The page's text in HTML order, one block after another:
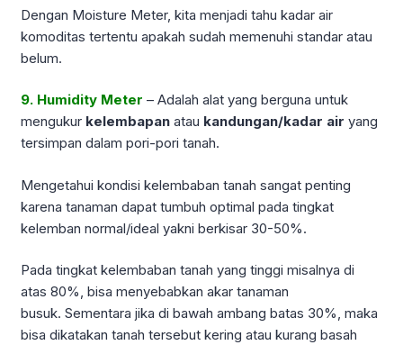
Dengan Moisture Meter, kita menjadi tahu kadar air
komoditas tertentu apakah sudah memenuhi standar atau
belum.
9. Humidity Meter – Adalah alat yang berguna untuk
mengukur kelembapan atau kandungan/kadar air yang
tersimpan dalam pori-pori tanah.
Mengetahui kondisi kelembaban tanah sangat penting
karena tanaman dapat tumbuh optimal pada tingkat
kelemban normal/ideal yakni berkisar 30-50%.
Pada tingkat kelembaban tanah yang tinggi misalnya di
atas 80%, bisa menyebabkan akar tanaman
busuk. Sementara jika di bawah ambang batas 30%, maka
bisa dikatakan tanah tersebut kering atau kurang basah